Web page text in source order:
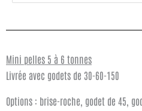
Mini pelles 5 à 6 tonnes
Livrée avec godets de 30-60-150
Options : brise-roche, godet de 45,